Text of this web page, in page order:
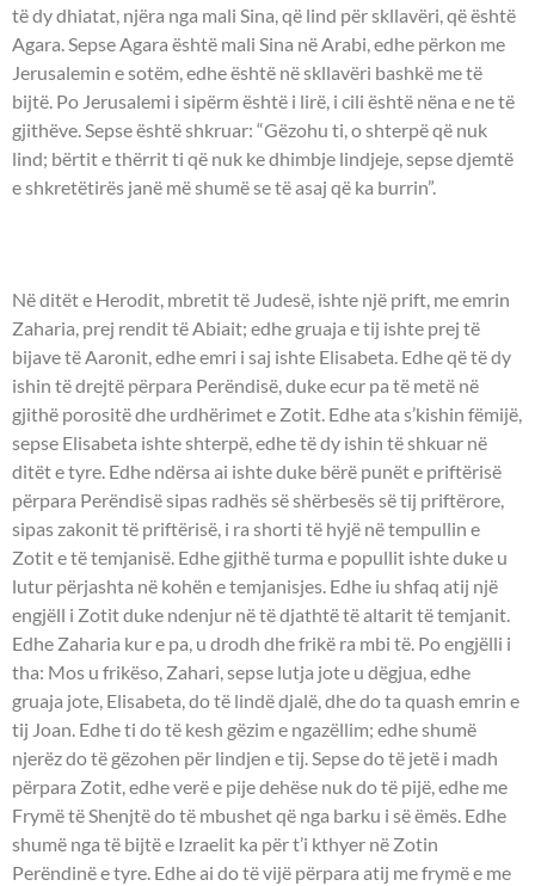
të dy dhiatat, njëra nga mali Sina, që lind për skllavëri, që është
Agara. Sepse Agara është mali Sina në Arabi, edhe përkon me
Jerusalemin e sotëm, edhe është në skllavëri bashkë me të
bijtë. Po Jerusalemi i sipërm është i lirë, i cili është nëna e ne të
gjithëve. Sepse është shkruar: “Gëzohu ti, o shterpë që nuk
lind; bërtit e thërrit ti që nuk ke dhimbje lindjeje, sepse djemtë
e shkretëtirës janë më shumë se të asaj që ka burrin”.
Në ditët e Herodit, mbretit të Judesë, ishte një prift, me emrin
Zaharia, prej rendit të Abiait; edhe gruaja e tij ishte prej të
bijave të Aaronit, edhe emri i saj ishte Elisabeta. Edhe që të dy
ishin të drejtë përpara Perëndisë, duke ecur pa të metë në
gjithë porositë dhe urdhërimet e Zotit. Edhe ata s’kishin fëmijë,
sepse Elisabeta ishte shterpë, edhe të dy ishin të shkuar në
ditët e tyre. Edhe ndërsa ai ishte duke bërë punët e priftërisë
përpara Perëndisë sipas radhës së shërbesës së tij priftërore,
sipas zakonit të priftërisë, i ra shorti të hyjë në tempullin e
Zotit e të temjanisë. Edhe gjithë turma e popullit ishte duke u
lutur përjashta në kohën e temjanisjes. Edhe iu shfaq atij një
engjëll i Zotit duke ndenjur në të djathtë të altarit të temjanit.
Edhe Zaharia kur e pa, u drodh dhe frikë ra mbi të. Po engjëlli i
tha: Mos u frikëso, Zahari, sepse lutja jote u dëgjua, edhe
gruaja jote, Elisabeta, do të lindë djalë, dhe do ta quash emrin e
tij Joan. Edhe ti do të kesh gëzim e ngazëllim; edhe shumë
njerëz do të gëzohen për lindjen e tij. Sepse do të jetë i madh
përpara Zotit, edhe verë e pije dehëse nuk do të pijë, edhe me
Frymë të Shenjtë do të mbushet që nga barku i së ëmës. Edhe
shumë nga të bijtë e Izraelit ka për t’i kthyer në Zotin
Perëndinë e tyre. Edhe ai do të vijë përpara atij me frymë e me